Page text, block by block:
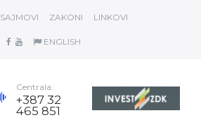
SAJMOVI ZAKONI LINKOVI
ENGLISH
Centrala:
+387 32
465 851